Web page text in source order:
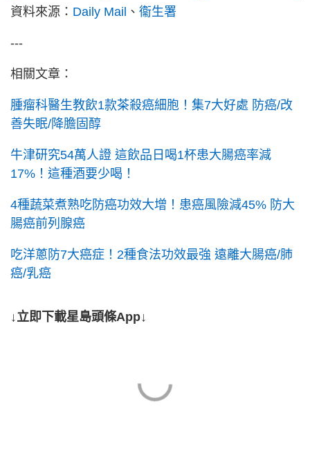
資料來源： Daily Mail 、 衞生署
---
相關文章：
腫瘤科醫生教飲1款茶殺癌細胞！集7大好處 防癌/改
善失眠/降膽固醇
牛津研究54萬人證 這飲品日喝1杯患大腸癌率減
17%！這種酒要少喝！
4種蔬菜煮熟吃防癌功效大增！患癌風險減45% 防大
腸癌前列腺癌
吃洋蔥防7大癌症！2種食法功效最強 遠離大腸癌/肺
癌/乳癌
↓立即下載星島頭條App↓